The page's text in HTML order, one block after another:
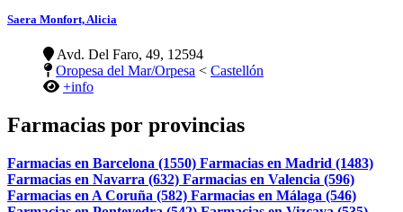
Saera Monfort, Alicia
Avd. Del Faro, 49, 12594
Oropesa del Mar/Orpesa < Castellón
+info
Farmacias por provincias
Farmacias en Barcelona (1550) Farmacias en Madrid (1483)
Farmacias en Navarra (632) Farmacias en Valencia (596)
Farmacias en A Coruña (582) Farmacias en Málaga (546)